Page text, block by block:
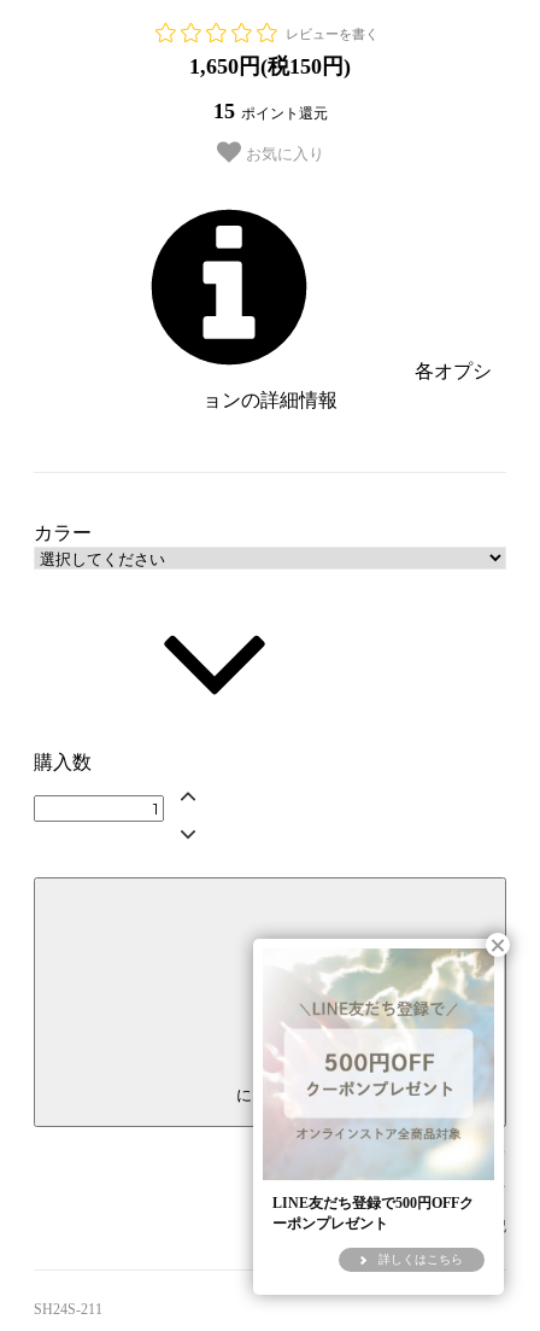
レビューを書く
1,650円(税150円)
15 ポイント還元
お気に入り
各オプシ
ョンの詳細情報
グレイッシュブルー【管理番号：
カラー
購入数
カート
に入れる
ご利用ガイド
返品について
特定商取引法に基づく表記
SH24S-211
LINE友だち登録で500円OFFク
ーポンプレゼント
詳しくはこちら